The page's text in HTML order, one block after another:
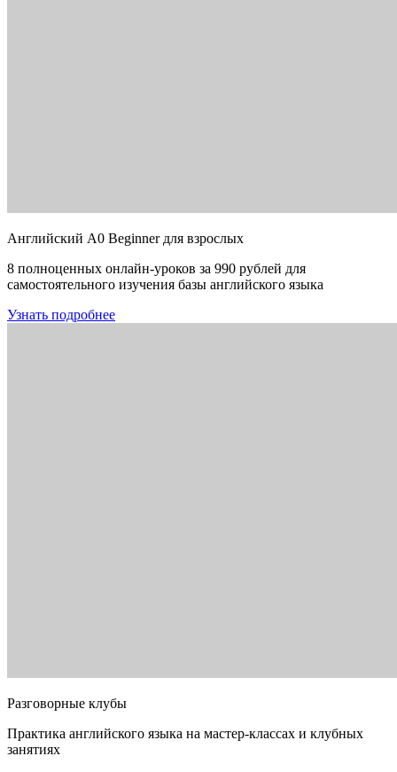
Английский A0 Beginner для взрослых
8 полноценных онлайн-уроков за 990 рублей для
самостоятельного изучения базы английского языка
Узнать подробнее
Разговорные клубы
Практика английского языка на мастер-классах и клубных
занятиях